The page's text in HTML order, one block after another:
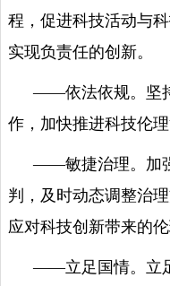
程，促进科技活动与
实现负责任的创新。
——依法依规。坚
作，加快推进科技伦
——敏捷治理。加
判，及时动态调整治
应对科技创新带来的伦
——立足国情。立